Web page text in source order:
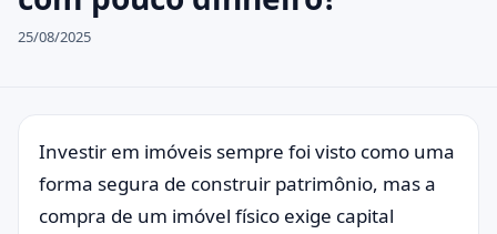
25/08/2025
Investir em imóveis sempre foi visto como uma
forma segura de construir patrimônio, mas a
compra de um imóvel físico exige capital